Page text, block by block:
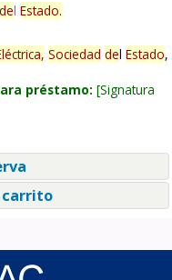
del Estado.
Sociedad del Estado,
préstamo: Signatura